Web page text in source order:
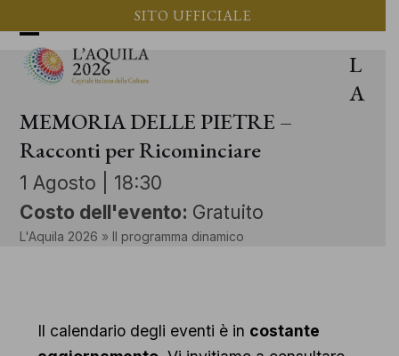
al
contenuto
SITO UFFICIALE
Apri
menu
mobile
Chiudi
menu
mobile
L
A
MEMORIA DELLE PIETRE –
Racconti per Ricominciare
1 Agosto | 18:30
Costo dell'evento: Gratuito
L'Aquila 2026 » Il programma dinamico
Il calendario degli eventi è in costante